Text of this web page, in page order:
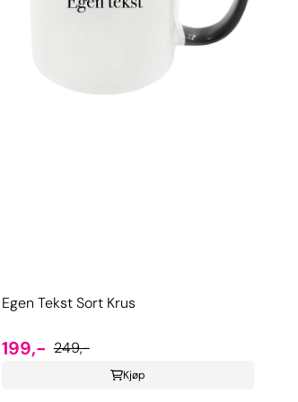
Egen Tekst Sort Krus
199,- 249,-
Kjøp